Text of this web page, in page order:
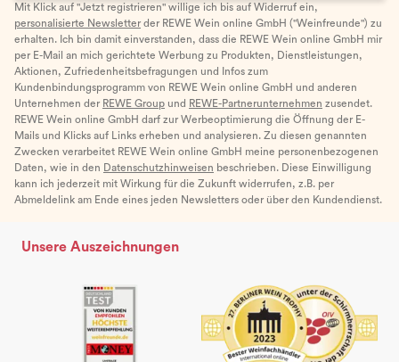
Mit Klick auf "Jetzt registrieren" willige ich bis auf Widerruf ein,
personalisierte Newsletter der REWE Wein online GmbH ("Weinfreunde") zu
erhalten. Ich bin damit einverstanden, dass die REWE Wein online GmbH mir
per E-Mail an mich gerichtete Werbung zu Produkten, Dienstleistungen,
Aktionen, Zufriedenheitsbefragungen und Infos zum
Kundenbindungsprogramm von REWE Wein online GmbH und anderen
Unternehmen der REWE Group und REWE-Partnerunternehmen zusendet.
REWE Wein online GmbH darf zur Werbeoptimierung die Öffnung der E-
Mails und Klicks auf Links erheben und analysieren. Zu diesen genannten
Zwecken verarbeitet REWE Wein online GmbH meine personenbezogenen
Daten, wie in den Datenschutzhinweisen beschrieben. Diese Einwilligung
kann ich jederzeit mit Wirkung für die Zukunft widerrufen, z.B. per
Abmeldelink am Ende eines jeden Newsletters oder über den Kundendienst.
Unsere Auszeichnungen